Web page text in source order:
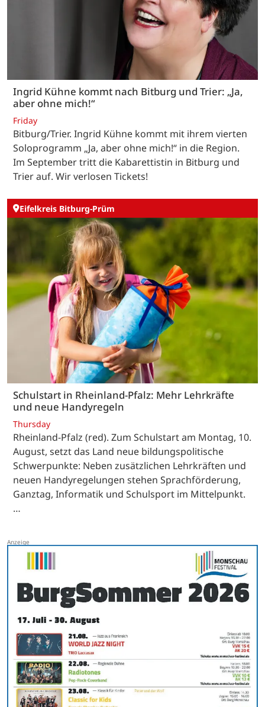
Ingrid Kühne kommt nach Bitburg und Trier: „Ja,
aber ohne mich!“
Friday
Bitburg/Trier. Ingrid Kühne kommt mit ihrem vierten
Soloprogramm „Ja, aber ohne mich!“ in die Region.
Im September tritt die Kabarettistin in Bitburg und
Trier auf. Wir verlosen Tickets!
Eifelkreis Bitburg-Prüm
Schulstart in Rheinland-Pfalz: Mehr Lehrkräfte
und neue Handyregeln
Thursday
Rheinland-Pfalz (red). Zum Schulstart am Montag, 10.
August, setzt das Land neue bildungspolitische
Schwerpunkte: Neben zusätzlichen Lehrkräften und
neuen Handyregelungen stehen Sprachförderung,
Ganztag, Informatik und Schulsport im Mittelpunkt.
…